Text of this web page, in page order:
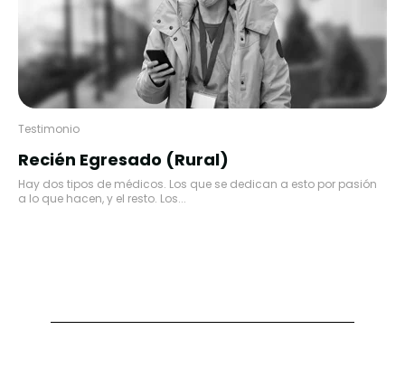
Testimonio
Recién Egresado (Rural)
Hay dos tipos de médicos. Los que se dedican a esto por pasión
a lo que hacen, y el resto. Los...